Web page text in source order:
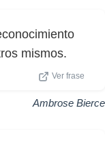
mismos.
Ver frase
Ambrose Bierce